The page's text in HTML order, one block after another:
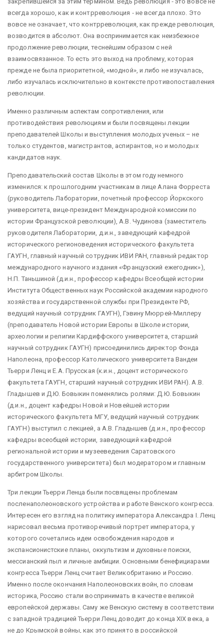
всегда хорошо, как и контрреволюция ‑ не всегда плохо. Это
вовсе не означает, что контрреволюция, как прежде революция,
возводится в абсолют. Она воспринимается как неизбежное
продолжение революции, теснейшим образом с ней
взаимосвязанное. То есть это выход на проблему, которая
прежде не была приоритетной, «модной», и либо не изучалась,
либо изучалась исключительно в контексте противопоставления
революции.
Именно различным аспектам сопротивления, или
противодействия революциям и были посвящены лекции
преподавателей Школы и выступления молодых ученых – не
только студентов, магистрантов, аспирантов, но и молодых
кандидатов наук.
Преподавательский состав Школы в этом году немного
изменился: к прошлогодним участникам в лице Алана Форреста
(руководитель Лаборатории, почетный профессор Йоркского
университета, вице-президент Международной комиссии по
истории Французской революции), А.В. Чудинова (заместитель
руководителя Лаборатории, д.и.н., заведующий кафедрой
исторического регионоведения исторического факультета
ГАУГН, главный научный сотрудник ИВИ РАН, главный редактор
международного научного издания «Французский ежегодник»),
Н.П. Таньшиной (д.и.н., профессор кафедры Всеобщей истории
Института Общественных наук Российской академии народного
хозяйства и государственной службы при Президенте РФ,
ведущий научный сотрудник ГАУГН), Гэвину Мюррей-Миллеру
(преподаватель Новой истории Европы в Школе истории,
археологии и религии Кардиффского университета, старший
научный сотрудник ГАУГН) присоединились директор Фонда
Наполеона, профессор Католического университета Вандеи
Тьерри Ленц и Е.А. Прусская (к.и.н., доцент исторического
факультета ГАУГН, старший научный сотрудник ИВИ РАН). А.В.
Гладышев и Д.Ю. Бовыкин поменялись ролями: Д.Ю. Бовыкин
(д.и.н., доцент кафедры Новой и Новейшей истории
исторического факультета МГУ, ведущий научный сотрудник
ГАУГН) выступил с лекцией, а А.В. Гладышев (д.и.н., профессор
кафедры всеобщей истории, заведующий кафедрой
региональной истории и музееведения Саратовского
государственного университета) был модератором и главным
арбитром Школы.
Три лекции Тьерри Ленца были посвящены проблемам
посленаполеоновского устройства и работе Венского конгресса.
Интересен его взгляд на политику императора Александра I. Ленц
нарисовал весьма противоречивый портрет императора, у
которого сочетались идеи освобождения народов и
экспансионистские планы, оккультизм и духовные поиски,
мессианский пыл и личные амбиции. Основными бенефициарами
конгресса Тьерри Ленц считает Великобританию и Россию.
Именно после окончания Наполеоновских войн, по словам
историка, Россию стали воспринимать в качестве великой
европейской державы. Саму же Венскую систему в соответствии
с западной традицией Тьерри Ленц доводит до конца XIX века, а
не до Крымской войны, как это принято в российской